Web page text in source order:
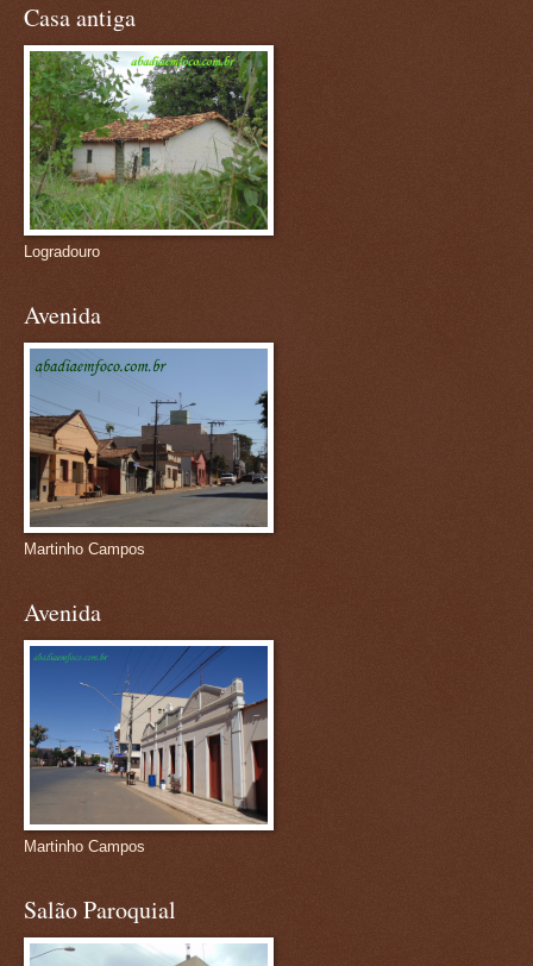
Casa antiga
Logradouro
Avenida
Martinho Campos
Avenida
Martinho Campos
Salão Paroquial